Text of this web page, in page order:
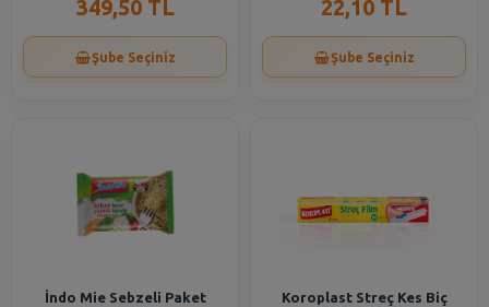
349,50 TL
Şube Seçiniz
22,10 TL
Şube Seçiniz
İndo Mie Sebzeli Paket
Koroplast Streç Kes Biç